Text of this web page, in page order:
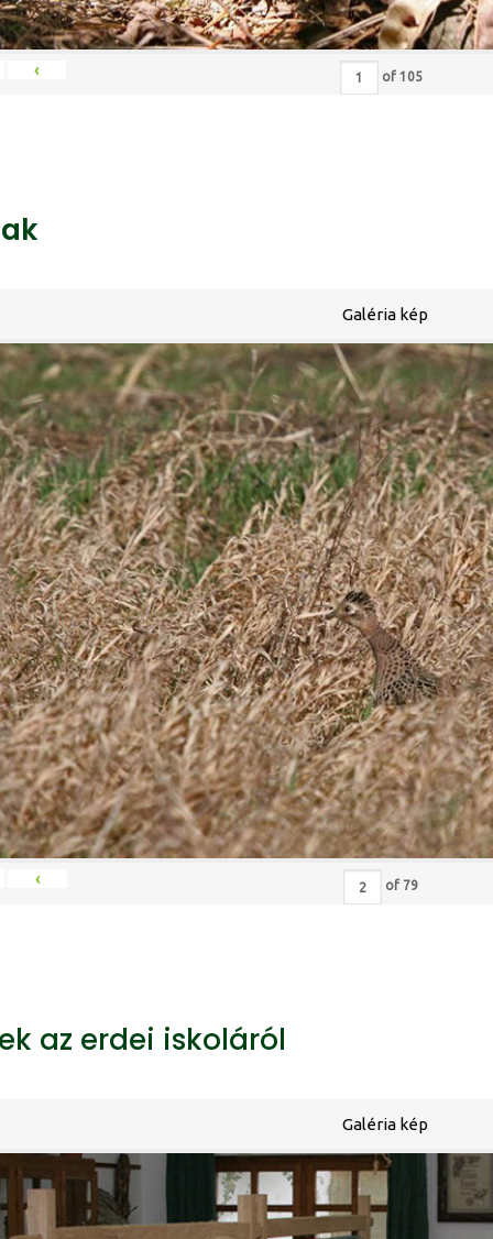
‹ of 105
Galéria kép
‹ of 79
az erdei iskoláról
Galéria kép